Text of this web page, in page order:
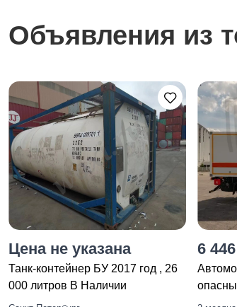
Объявления из
Цена не указана
Танк-контейнер БУ 2017 год , 26
000 литров В Наличии
6